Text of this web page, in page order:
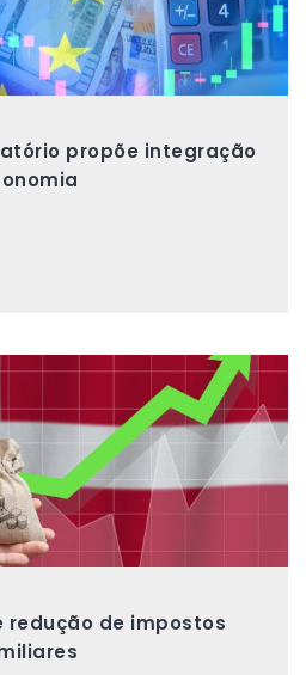
propõe integração
redução de impostos